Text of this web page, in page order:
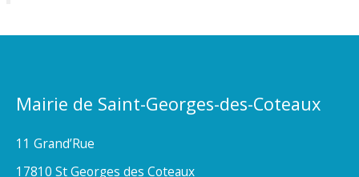
Mairie de Saint-Georges-des-Coteaux
11 Grand’Rue
17810 St Georges des Coteaux